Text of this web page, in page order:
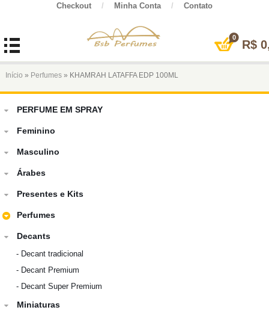
Checkout / Minha Conta / Contato
0
R$
Início » Perfumes» KHAMRAH LATAFFA EDP 100ML
PERFUME EM SPRAY
Feminino
Masculino
Árabes
Presentes e Kits
Perfumes
Decants
- Decant tradicional
- Decant Premium
- Decant Super Premium
Miniaturas